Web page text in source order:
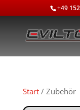
+49
Start/ Zubehör